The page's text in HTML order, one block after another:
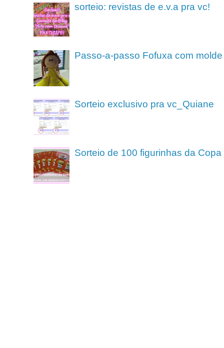
sorteio: revistas de e.v.a pra vc!
Passo-a-passo Fofuxa com molde
Sorteio exclusivo pra vc_Quiane
Sorteio de 100 figurinhas da